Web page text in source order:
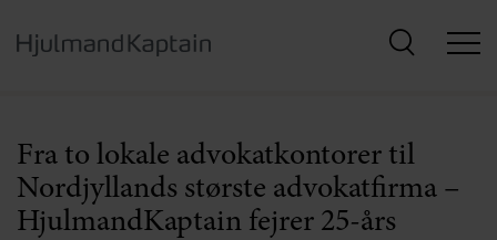
hovedindhold
Fra to lokale advokatkontorer til
Nordjyllands største advokatfirma –
HjulmandKaptain fejrer 25-års